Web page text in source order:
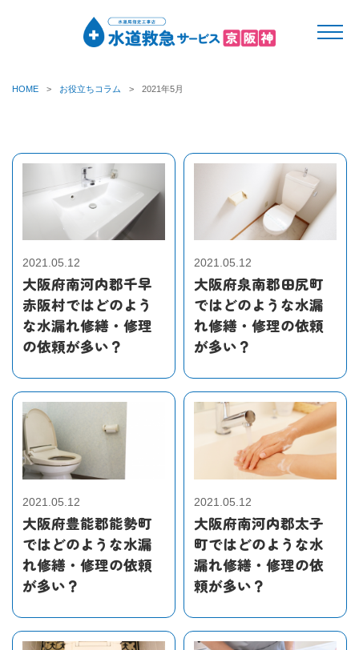
HOME お役立ちコラム 2021年5月
2021.05.12
大阪府南河内郡千早
赤阪村ではどのよう
な水漏れ修繕・修理
の依頼が多い？
2021.05.12
大阪府泉南郡田尻町
ではどのような水漏
れ修繕・修理の依頼
が多い？
2021.05.12
大阪府豊能郡能勢町
ではどのような水漏
れ修繕・修理の依頼
が多い？
2021.05.12
大阪府南河内郡太子
町ではどのような水
漏れ修繕・修理の依
頼が多い？